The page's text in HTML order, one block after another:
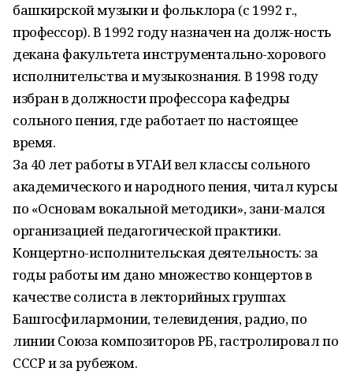
башкирской музыки и фольклора (с 1992 г.,
профессор). В 1992 году назначен на долж-ность
декана факультета инструментально-хорового
исполнительства и музыкознания. В 1998 году
избран в должности профессора кафедры
сольного пения, где работает по настоящее
время.
За 40 лет работы в УГАИ вел классы сольного
академического и народного пения, читал курсы
по «Основам вокальной методики», зани-мался
организацией педагогической практики.
Концертно-исполнительская деятельность: за
годы работы им дано множество концертов в
качестве солиста в лекторийных группах
Башгосфилармонии, телевидения, радио, по
линии Союза композиторов РБ, гастролировал по
СССР и за рубежом.